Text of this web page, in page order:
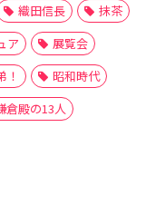
織田信長
抹茶
ア
展覧会
！
昭和時代
倉殿の13人